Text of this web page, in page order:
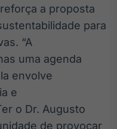
a proposta
para
“A
uma agenda
envolve
e
o Dr. Augusto
de provocar